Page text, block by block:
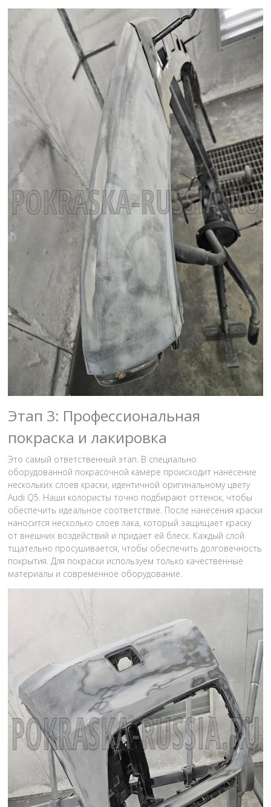
Этап 3: Профессиональная
покраска и лакировка
Это самый ответственный этап. В специально
оборудованной покрасочной камере происходит нанесение
нескольких слоев краски, идентичной оригинальному цвету
Audi Q5. Наши колористы точно подбирают оттенок, чтобы
обеспечить идеальное соответствие. После нанесения краски
наносится несколько слоев лака, который защищает краску
от внешних воздействий и придает ей блеск. Каждый слой
тщательно просушивается, чтобы обеспечить долговечность
покрытия. Для покраски используем только качественные
материалы и современное оборудование.